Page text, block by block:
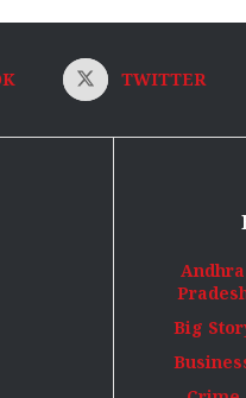
TWITTER
Andhra
Big